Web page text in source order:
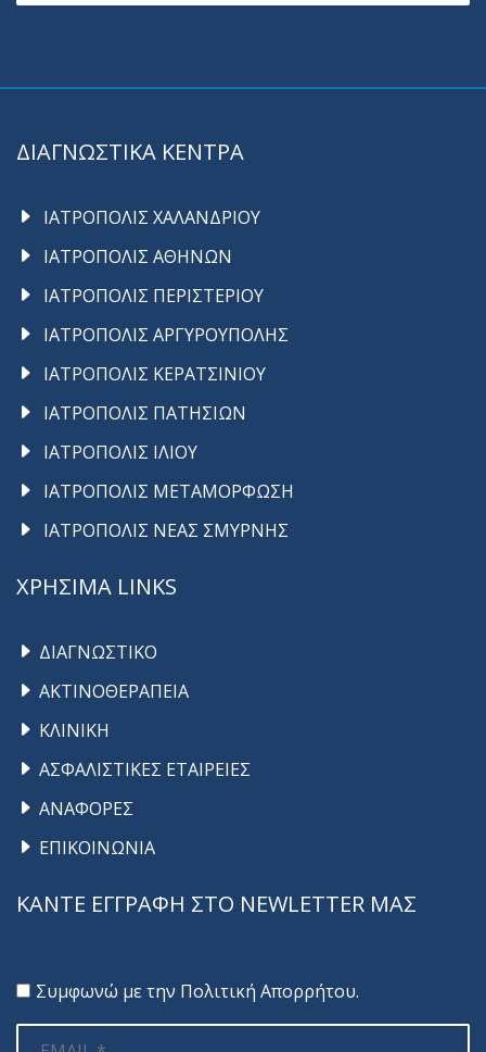
ΔΙΑΓΝΩΣΤΙΚΑ ΚΕΝΤΡΑ
ΙΑΤΡΟΠΟΛΙΣ ΧΑΛΑΝΔΡΙΟΥ
ΙΑΤΡΟΠΟΛΙΣ ΑΘΗΝΩΝ
ΙΑΤΡΟΠΟΛΙΣ ΠΕΡΙΣΤΕΡΙΟΥ
ΙΑΤΡΟΠΟΛΙΣ ΑΡΓΥΡΟΥΠΟΛΗΣ
ΙΑΤΡΟΠΟΛΙΣ ΚΕΡΑΤΣΙΝΙΟΥ
ΙΑΤΡΟΠΟΛΙΣ ΠΑΤΗΣΙΩΝ
ΙΑΤΡΟΠΟΛΙΣ ΙΛΙΟΥ
ΙΑΤΡΟΠΟΛΙΣ ΜΕΤΑΜΟΡΦΩΣΗ
ΙΑΤΡΟΠΟΛΙΣ ΝΕΑΣ ΣΜΥΡΝΗΣ
ΧΡΗΣΙΜΑ LINKS
ΔΙΑΓΝΩΣΤΙΚΟ
ΑΚΤΙΝΟΘΕΡΑΠΕΙΑ
ΚΛΙΝΙΚΗ
ΑΣΦΑΛΙΣΤΙΚΕΣ ΕΤΑΙΡΕΙΕΣ
ΑΝΑΦΟΡΕΣ
ΕΠΙΚΟΙΝΩΝΙΑ
ΚΑΝΤΕ ΕΓΓΡΑΦΗ ΣΤΟ NEWLETTER ΜΑΣ
Συμφωνώ με την Πολιτική Απορρήτου.